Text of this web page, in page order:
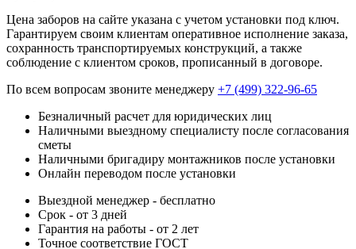
Цена заборов на сайте указана с учетом установки под ключ.
Гарантируем своим клиентам оперативное исполнение заказа,
сохранность транспортируемых конструкций, а также
соблюдение с клиентом сроков, прописанный в договоре.
По всем вопросам звоните менеджеру +7 (499) 322-96-65
Безналичный расчет для юридических лиц
Наличными выездному специалисту после согласования
сметы
Наличными бригадиру монтажников после установки
Онлайн переводом после установки
Выездной менеджер - бесплатно
Срок - от 3 дней
Гарантия на работы - от 2 лет
Точное соответствие ГОСТ